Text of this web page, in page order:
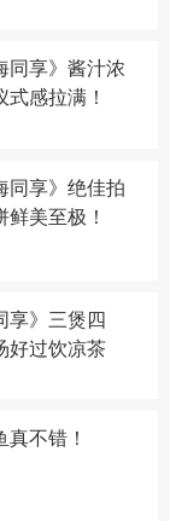
同享》酱汁浓
感拉满！
同享》绝佳拍
美至极！
享》三煲四
好过饮凉茶
不错！